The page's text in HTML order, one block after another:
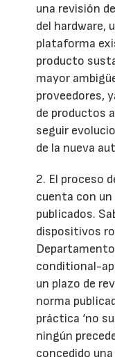
una revisión
del hardware,
plataforma
producto
mayor
proveedores,
de productos
seguir
de la nueva
2. El proceso
cuenta con
publicados.
dispositivos
conditional-
un plazo de
norma
práctica ‘no
ningún
concedido